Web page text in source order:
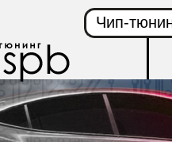
Чип-